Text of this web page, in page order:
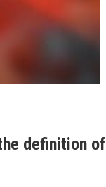
definition of